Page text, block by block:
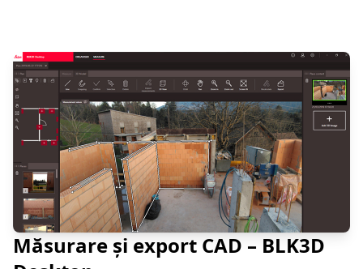
Măsurare și export CAD – BLK3D